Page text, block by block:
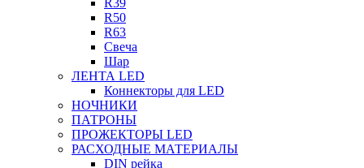
R39
R50
R63
Свеча
Шар
ЛЕНТА LED
Коннекторы для LED
НОЧНИКИ
ПАТРОНЫ
ПРОЖЕКТОРЫ LED
РАСХОДНЫЕ МАТЕРИАЛЫ
DIN рейка